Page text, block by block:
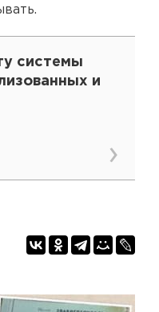
системы
и